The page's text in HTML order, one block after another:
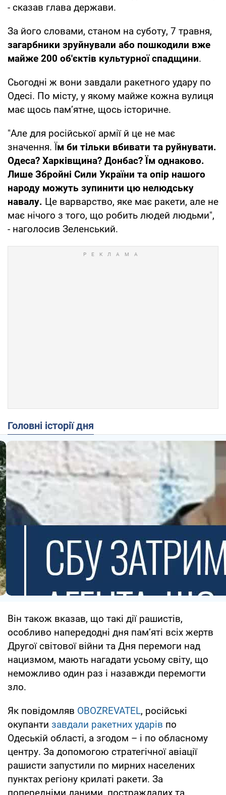
- сказав глава держави.
За його словами, станом на суботу, 7 травня,
загарбники зруйнували або пошкодили вже
майже 200 об'єктів культурної спадщини.
Сьогодні ж вони завдали ракетного удару по
Одесі. По місту, у якому майже кожна вулиця
має щось пам’ятне, щось історичне.
"Але для російської армії й це не має
значення. Їм би тільки вбивати та руйнувати.
Одеса? Харківщина? Донбас? Їм однаково.
Лише Збройні Сили України та опір нашого
народу можуть зупинити цю нелюдську
навалу. Це варварство, яке має ракети, але не
має нічого з того, що робить людей людьми",
- наголосив Зеленський.
Головні історії дня
Він також вказав, що такі дії рашистів,
особливо напередодні дня пам’яті всіх жертв
Другої світової війни та Дня перемоги над
нацизмом, мають нагадати усьому світу, що
неможливо один раз і назавжди перемогти
зло.
Як повідомляв OBOZREVATEL, російські
окупанти завдали ракетних ударів по
Одеській області, а згодом – і по обласному
центру. За допомогою стратегічної авіації
рашисти запустили по мирних населених
пунктах регіону крилаті ракети. За
попередніми даними, постраждалих та